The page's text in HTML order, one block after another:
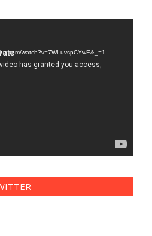
watch?v=7WLuvspCYwE&_=1